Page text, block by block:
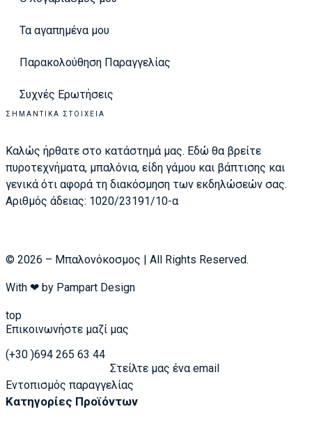
Τα αγαπημένα μου
Παρακολούθηση Παραγγελίας
Συχνές Ερωτήσεις
ΣΗΜΑΝΤΙΚΆ ΣΤΟΙΧΕΊΑ
Καλώς ήρθατε στο κατάστημά μας. Εδώ θα βρείτε
πυροτεχνήματα, μπαλόνια, είδη γάμου και βάπτισης και
γενικά ότι αφορά τη διακόσμηση των εκδηλώσεών σας.
Αριθμός άδειας: 1020/23191/10-α
© 2026 – Μπαλονόκοσμος | All Rights Reserved.
With ❤ by Pampart Design
top
Επικοινωνήστε μαζί μας
(+30 )694 265 63 44
Στείλτε μας ένα email
Εντοπισμός παραγγελίας
Κατηγορίες Προϊόντων